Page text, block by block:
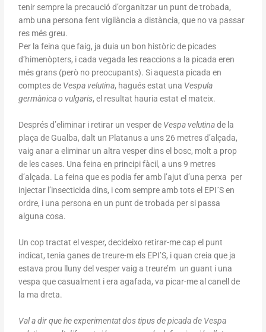
tenir sempre la precaució d’organitzar un punt de trobada,
amb una persona fent vigilància a distància, que no va passar
res més greu.
Per la feina que faig, ja duia un bon històric de picades
d’himenòpters, i cada vegada les reaccions a la picada eren
més grans (però no preocupants). Si aquesta picada en
comptes de Vespa velutina, hagués estat una Vespula
germànica o vulgaris, el resultat hauria estat el mateix.
Després d’eliminar i retirar un vesper de Vespa velutinade la
plaça de Gualba, dalt un Platanus a uns 26 metres d’alçada,
vaig anar a eliminar un altra vesper dins el bosc, molt a prop
de les cases. Una feina en principi fàcil, a uns 9 metres
d’alçada. La feina que es podia fer amb l’ajut d’una perxa per
injectar l’insecticida dins, i com sempre amb tots el EPI´S en
ordre, i una persona en un punt de trobada per si passa
alguna cosa.
Un cop tractat el vesper, decideixo retirar-me cap el punt
indicat, tenia ganes de treure-m els EPI’S, i quan creia que ja
estava prou lluny del vesper vaig a treure’m un guant i una
vespa que casualment i era agafada, va picar-me al canell de
la ma dreta.
Val a dir que he experimentat dos tipus de picada de Vespa